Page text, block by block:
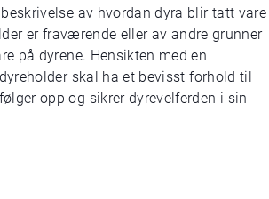
av hvordan dyra blir tatt vare
er fraværende eller av andre grunner
på dyrene. Hensikten med en
skal ha et bevisst forhold til
opp og sikrer dyrevelferden i sin